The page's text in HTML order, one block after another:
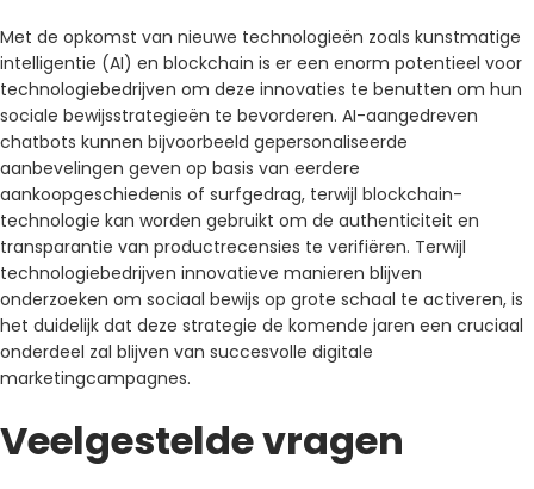
Met de opkomst van nieuwe technologieën zoals kunstmatige
intelligentie (AI) en blockchain is er een enorm potentieel voor
technologiebedrijven om deze innovaties te benutten om hun
sociale bewijsstrategieën te bevorderen. AI-aangedreven
chatbots kunnen bijvoorbeeld gepersonaliseerde
aanbevelingen geven op basis van eerdere
aankoopgeschiedenis of surfgedrag, terwijl blockchain-
technologie kan worden gebruikt om de authenticiteit en
transparantie van productrecensies te verifiëren. Terwijl
technologiebedrijven innovatieve manieren blijven
onderzoeken om sociaal bewijs op grote schaal te activeren, is
het duidelijk dat deze strategie de komende jaren een cruciaal
onderdeel zal blijven van succesvolle digitale
marketingcampagnes.
Veelgestelde vragen